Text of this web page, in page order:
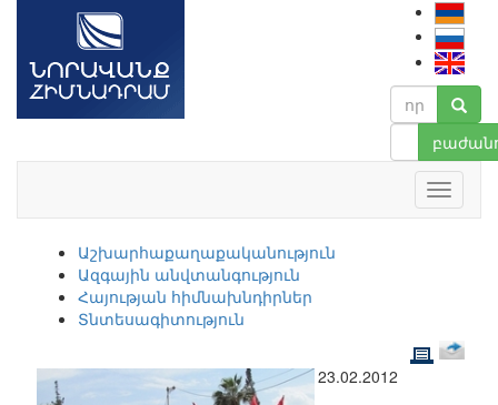
Աշխարհաքաղաքականություն
Ազգային անվտանգություն
Հայության հիմնախնդիրներ
Տնտեսագիտություն
23.02.2012